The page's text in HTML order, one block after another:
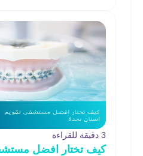
3 دقيقة للقراءة
كيف تختار افضل